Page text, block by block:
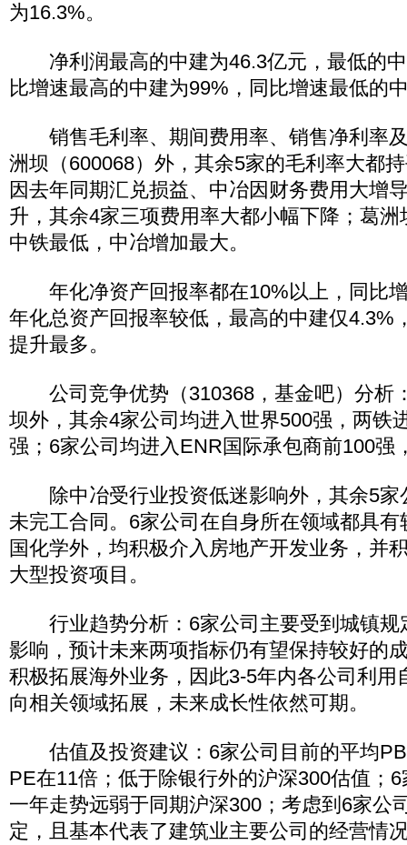
为16.3%。
净利润最高的中建为46.3亿元，最低的中
比增速最高的中建为99%，同比增速最低的
销售毛利率、期间费用率、销售净利率
洲坝（600068）外，其余5家的毛利率大都
因去年同期汇兑损益、中冶因财务费用大增
升，其余4家三项费用率大都小幅下降；葛
中铁最低，中冶增加最大。
年化净资产回报率都在10%以上，同比
年化总资产回报率较低，最高的中建仅4.3%
提升最多。
公司竞争优势（310368，基金吧）分析
坝外，其余4家公司均进入世界500强，两铁
强；6家公司均进入ENR国际承包商前100强
除中冶受行业投资低迷影响外，其余5家
未完工合同。6家公司在自身所在领域都具
国化学外，均积极介入房地产开发业务，并
大型投资项目。
行业趋势分析：6家公司主要受到城镇规
影响，预计未来两项指标仍有望保持较好的
积极拓展海外业务，因此3-5年内各公司利用
向相关领域拓展，未来成长性依然可期。
估值及投资建议：6家公司目前的平均PB
PE在11倍；低于除银行外的沪深300估值；
一年走势远弱于同期沪深300；考虑到6家公
定，且基本代表了建筑业主要公司的经营情